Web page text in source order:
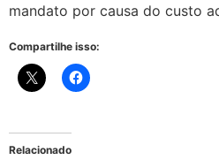
mandato por causa do custo
Compartilhe isso:
Relacionado